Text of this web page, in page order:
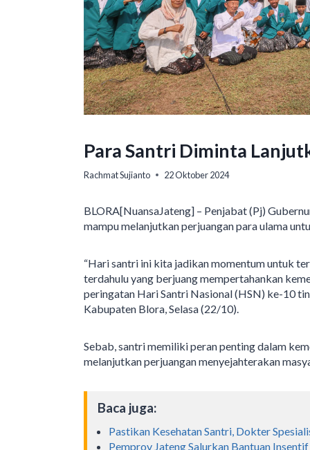
Para Santri Diminta
Rachmat Sujianto 22 Oktober 2024
BLORA[NuansaJateng] – Penjabat (Pj)
mampu melanjutkan perjuangan para ulama
“Hari santri ini kita jadikan momentum untuk
terdahulu yang berjuang mempertahankan
peringatan Hari Santri Nasional (HSN) ke-10
Kabupaten Blora, Selasa (22/10).
Sebab, santri memiliki peran penting dalam
melanjutkan perjuangan menyejahterakan
Baca juga:
Pastikan Kesehatan Santri, Dokter
Pemprov Jateng Salurkan Bantuan